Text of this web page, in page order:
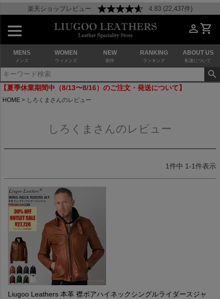
楽天ショップレビュー 4.83 (22,437件)
MENS
メンズ
WOMEN
ウィメンズ
NEW
新作
RANKING
ランキング
ABOUT US
私達について
【夏季休業期間中（8/13〜8/16）のご注文・発送について】
HOME しろくまさんのレビュー
しろくまさんのレビュー
1件中 1-1件表示
Liugoo Leathers 本革 襟ボアハイネックシングルライダースジャ